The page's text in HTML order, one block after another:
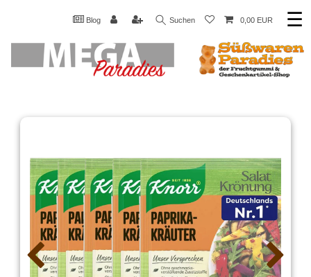
Blog Suchen 0,00 EUR ☰